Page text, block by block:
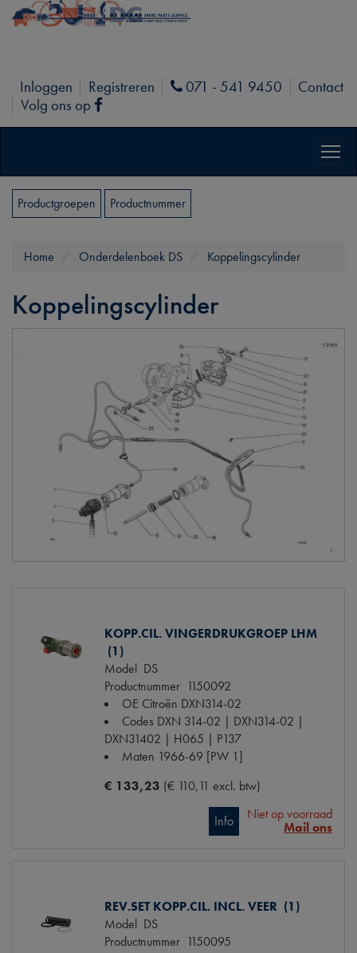
Inloggen Registreren Phone
071 - 541 9450
Contact
Volg ons op
Facebook
Productgroepen Productnummer
Home Onderdelenboek DS Koppelingscylinder
Koppelingscylinder
KOPP.CIL. VINGERDRUKGROEP LHM
(1)
Model DS
Productnummer 1150092
OE Citroën DXN314-02
Codes DXN 314-02 | DXN314-02 |
DXN31402 | H065 | P137
Maten 1966-69 [PW 1]
€ 133,23 (€ 110,11 excl. btw)
Info
Niet op voorraad
Mail ons
REV.SET KOPP.CIL. INCL. VEER (1)
Model DS
Productnummer 1150095